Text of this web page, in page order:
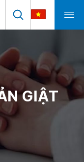
GIẬT